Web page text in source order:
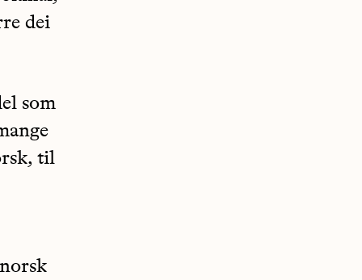
dei
som
til